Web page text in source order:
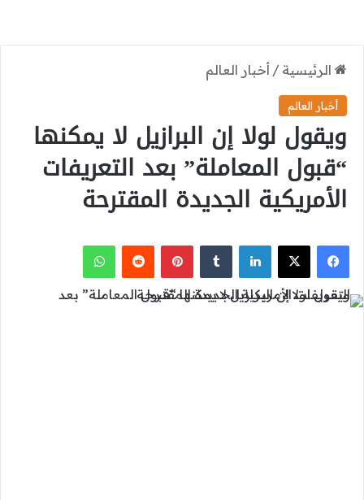
الرئيسية / أخبار العالم
أخبار العالم
ويقول لولا إن البرازيل لا يمكنها
“قبول المعاملة” بعد التعريفات
الأمريكية الجديدة المقترحة
فيسبوك
‫X لينكدإن بينتيريست واتساب